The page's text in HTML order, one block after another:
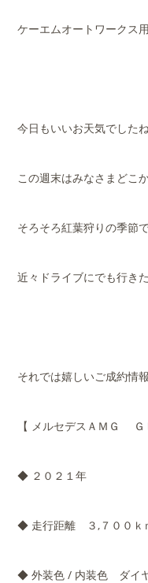
ケーエムオートワークス
今日もいいお天気でした
この週末はみなさまどこ
そろそろ紅葉狩りの季節
近々ドライブにでも行き
それでは嬉しいご成約情
【 メルセデスＡＭＧ Ｇ
◆ ２０２１年
◆ 走行距離 ３,７００ｋ
◆ 外装色 / 内装色 ダイ